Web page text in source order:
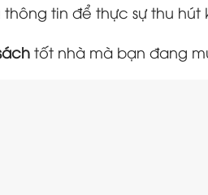
tin để thực sự thu hút
tốt nhà mà bạn đang